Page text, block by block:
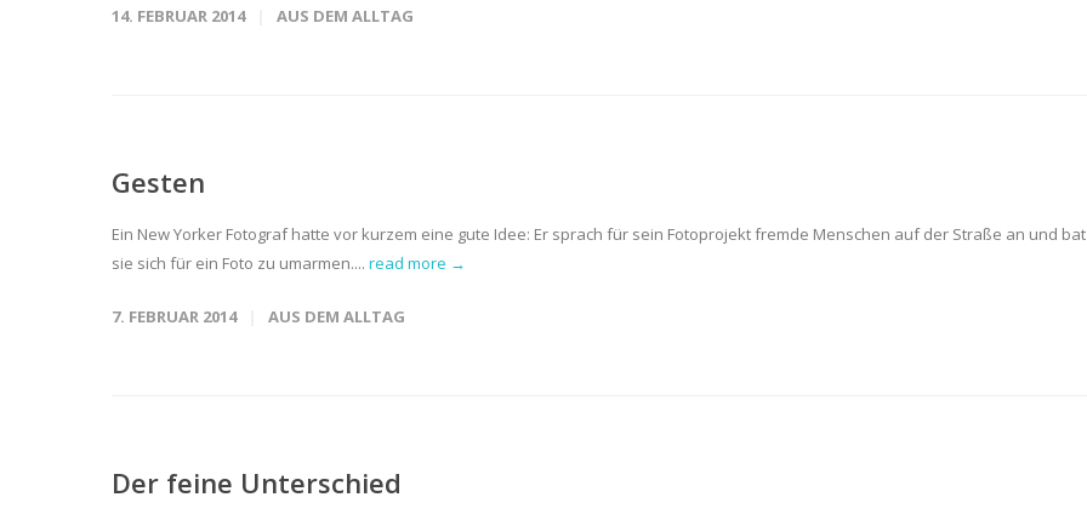
14. FEBRUAR 2014 AUS DEM ALLTAG
Gesten
Ein New Yorker Fotograf hatte vor kurzem eine gute Idee: Er sprach für sein Fotoprojekt fremde Menschen auf der Straße an und bat
sie sich für ein Foto zu umarmen.... read more →
7. FEBRUAR 2014 AUS DEM ALLTAG
Der feine Unterschied